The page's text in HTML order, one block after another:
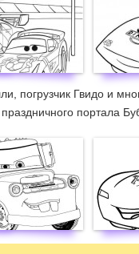
погрузчик Гвидо и
портала